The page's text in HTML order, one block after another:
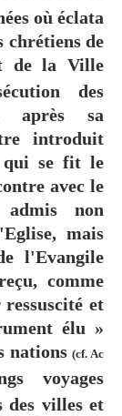
où éclata
chrétiens de
de la Ville
des
après sa
introduit
qui se fit le
avec le
non
mais
l'Evangile
comme
et
élu »
nations(cf. Ac
voyages
des villes et